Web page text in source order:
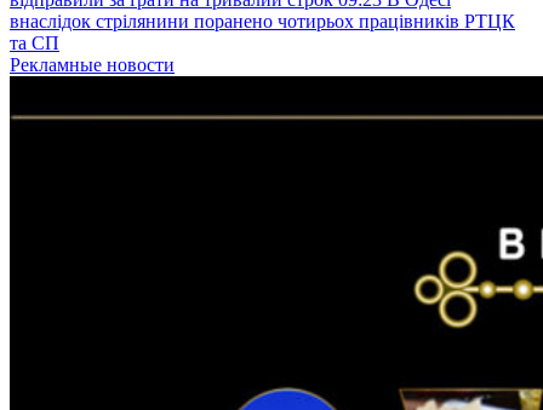
внаслідок стрілянини поранено чотирьох працівників РТЦК
та СП
Рекламные новости